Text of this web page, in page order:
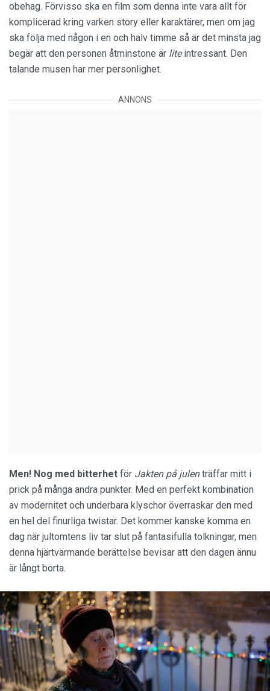
obehag. Förvisso ska en film som denna inte vara allt för
komplicerad kring varken story eller karaktärer, men om jag
ska följa med någon i en och halv timme så är det minsta jag
begär att den personen åtminstone är liteintressant. Den
talande musen har mer personlighet.
ANNONS
Men! Nog med bitterhet för Jakten på julenträffar mitt i
prick på många andra punkter. Med en perfekt kombination
av modernitet och underbara klyschor överraskar den med
en hel del finurliga twistar. Det kommer kanske komma en
dag när jultomtens liv tar slut på fantasifulla tolkningar, men
denna hjärtvärmande berättelse bevisar att den dagen ännu
är långt borta.